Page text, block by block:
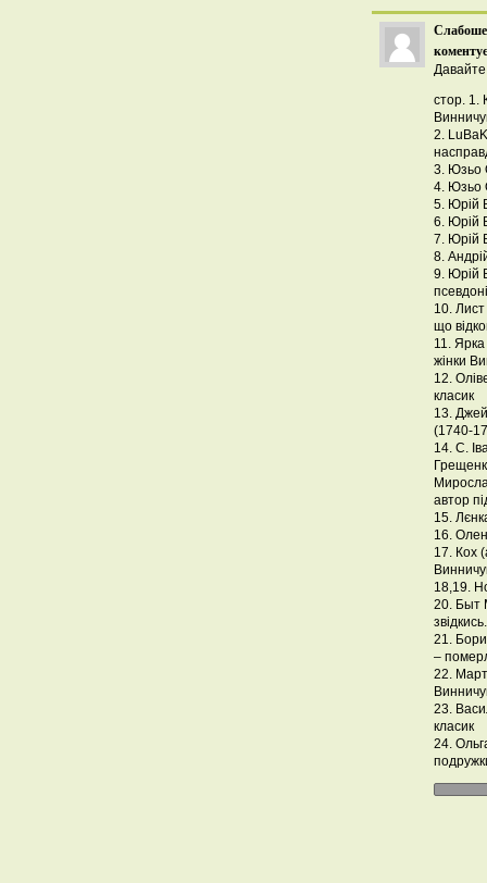
Давайте
стор. 1.
2.
3. Юзьо
4. Юзьо
5. Юрій
6. Юрій
7. Юрій
8.
9. Юрій
10.
що
11.
жінки
12.
класик
13.
(1740-
14. С.
автор
15.
16.
17. Кох
18,19.
20. Быт
звідкись.
21.
–
22.
23.
класик
24.